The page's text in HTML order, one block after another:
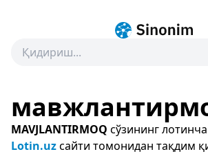
MAVJLANTIRMOQ сўзининг
Lotin.uzсайти томонидан тақдим